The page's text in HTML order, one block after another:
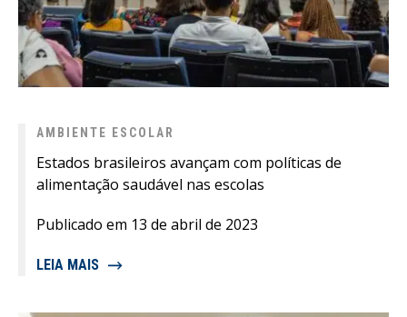
AMBIENTE ESCOLAR
Estados brasileiros avançam com políticas de
alimentação saudável nas escolas
Publicado em 13 de abril de 2023
LEIA MAIS